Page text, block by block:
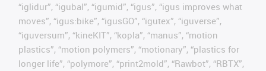
“iglidur”, “igubal”, “igumid”, “igus”, “igus improves what
moves”, “igus:bike”, “igusGO”, “igutex”, “iguverse”,
“iguversum”, “kineKIT”, “kopla”, “manus”, “motion
plastics”, “motion polymers”, “motionary”, “plastics for
longer life”, “polymore”, “print2mold”, “Rawbot”, “RBTX”,